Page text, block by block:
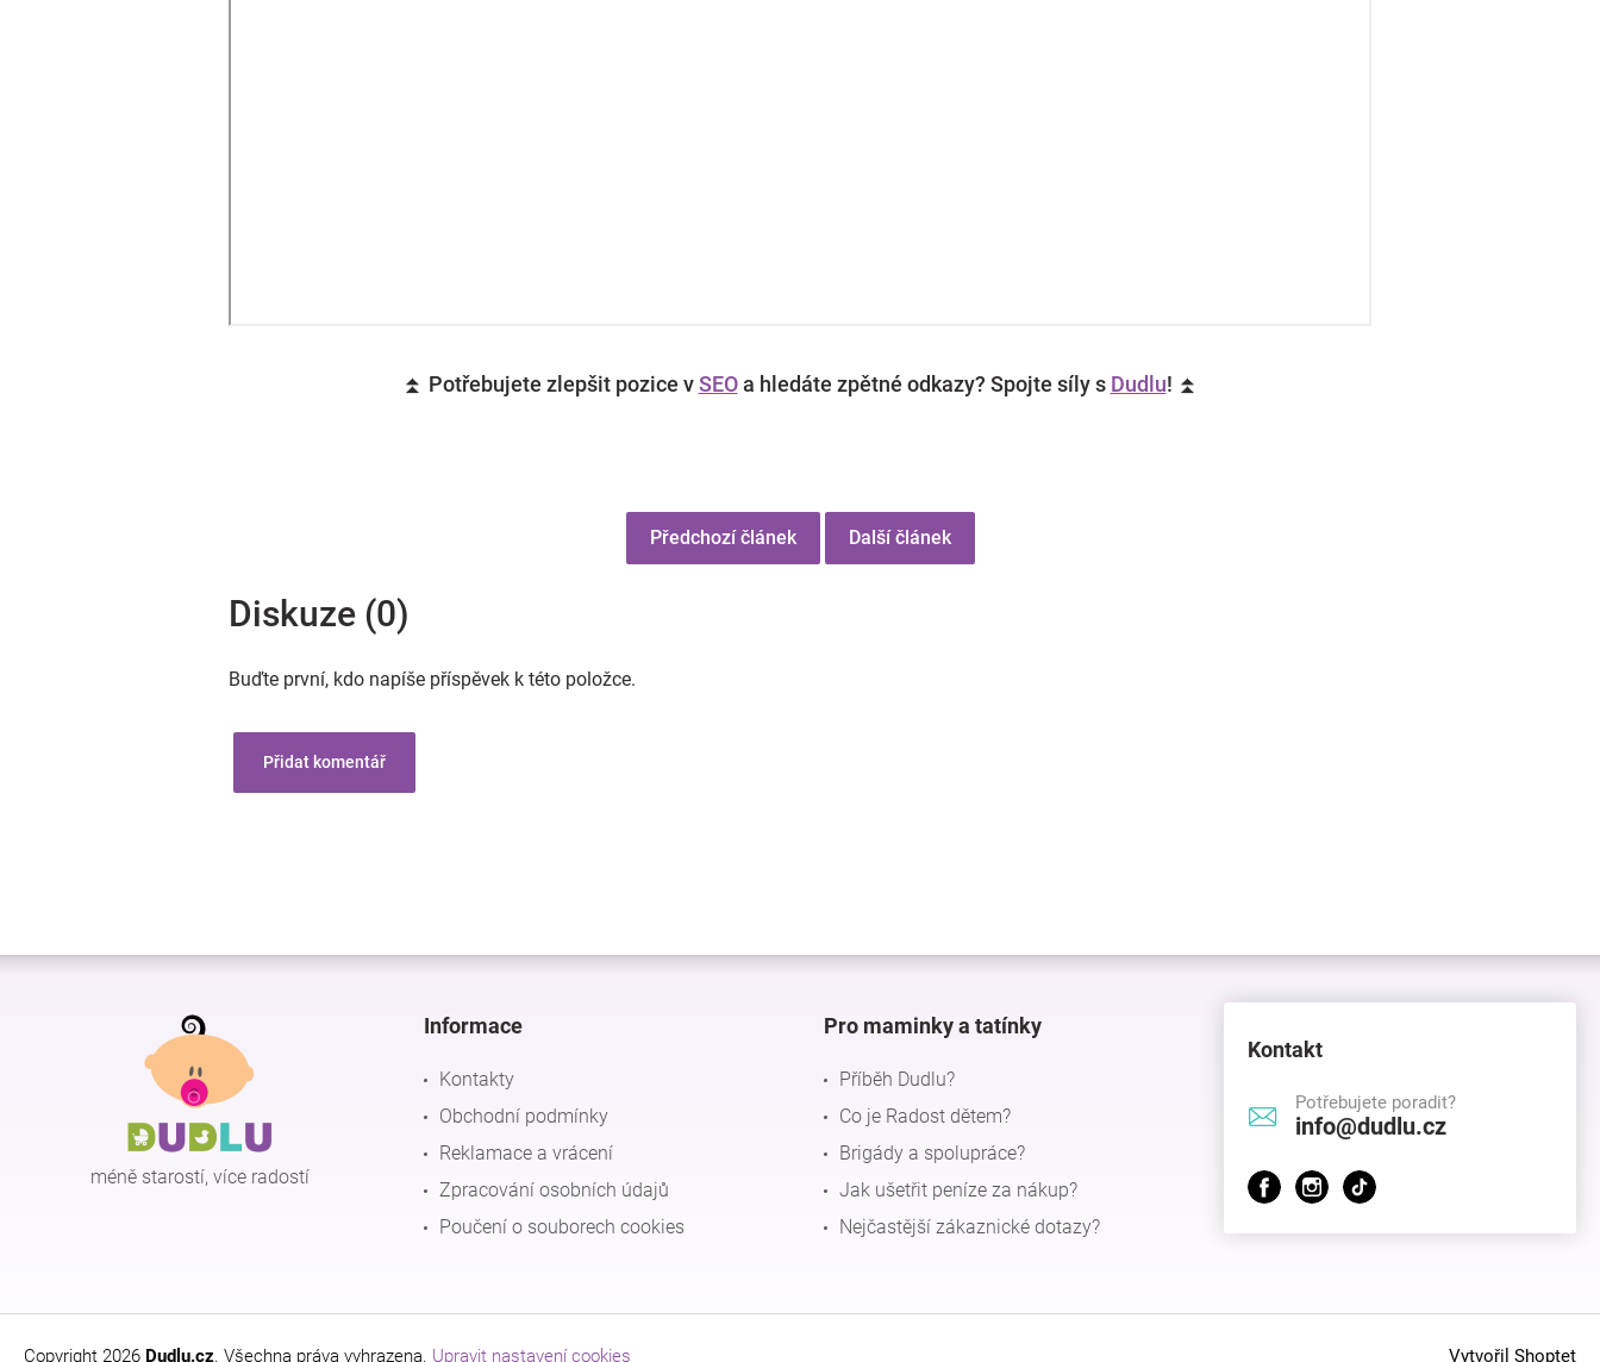
⏫ Potřebujete zlepšit pozice vSEOa hledáte zpětné odkazy? Spojte síly s Dudlu! ⏫
Předchozí článek Další článek
Diskuze (0)
Buďte první, kdo napíše příspěvek k této položce.
Přidat komentář
Z
méně starostí, více radostí
Informace
Kontakty
Obchodní podmínky
Reklamace a vrácení
Zpracování osobních údajů
Poučení o souborech cookies
Pro maminky a tatínky
Příběh Dudlu?
Co je Radost dětem?
Brigády a spolupráce?
Jak ušetřit peníze za nákup?
Nejčastější zákaznické dotazy?
Kontakt
Potřebujete poradit?
info@dudlu.cz
Vytvořil Shoptet
Copyright 2026 Dudlu.cz. Všechna práva vyhrazena. Upravit nastavení cookies